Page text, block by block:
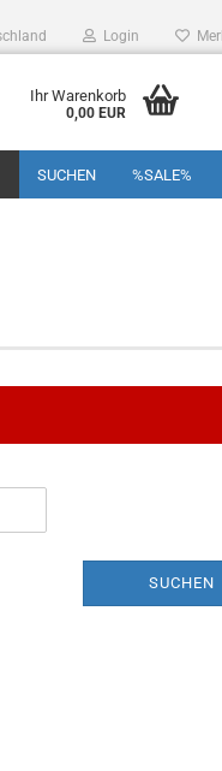
Login
Ihr Warenkorb
0,00 EUR
SUCHEN %SALE%
SUCHEN